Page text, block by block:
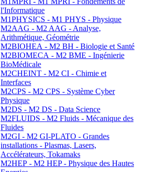
l'Informatique
M1PHYSICS - M1 PHYS - Physique
M2AAG - M2 AAG - Analyse,
Arithmétique, Géométrie
M2BIOHEA - M2 BH - Biologie et Santé
M2BIOMECA - M2 BME - Ingénierie
BioMédicale
M2CHEINT - M2 CI - Chimie et
Interfaces
M2CPS - M2 CPS - Système Cyber
Physique
M2DS - M2 DS - Data Science
M2FLUIDS - M2 Fluids - Mécanique des
Fluides
M2GI - M2 GI-PLATO - Grandes
installations - Plasmas, Lasers,
Accélérateurs, Tokamaks
M2HEP - M2 HEP - Physique des Hautes